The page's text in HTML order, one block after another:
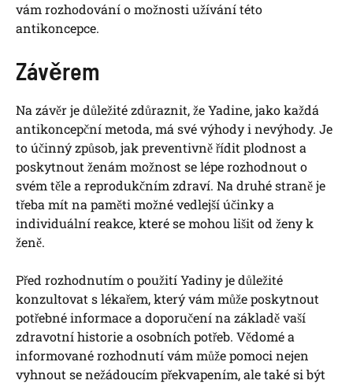
vám rozhodování o možnosti užívání této
antikoncepce.
Závěrem
Na závěr je důležité zdůraznit, že Yadine, jako každá
antikoncepční metoda, má své výhody i nevýhody. Je
to účinný způsob, jak preventivně řídit plodnost a
poskytnout ženám možnost se lépe rozhodnout o
svém těle a reprodukčním zdraví. Na druhé straně je
třeba mít na paměti možné vedlejší účinky a
individuální reakce, které se mohou lišit od ženy k
ženě.
Před rozhodnutím o použití Yadiny je důležité
konzultovat s lékařem, který vám může poskytnout
potřebné informace a doporučení na základě vaší
zdravotní historie a osobních potřeb. Vědomé a
informované rozhodnutí vám může pomoci nejen
vyhnout se nežádoucím překvapením, ale také si být